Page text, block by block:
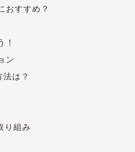
おすすめ？
！
ン
は？
り組み